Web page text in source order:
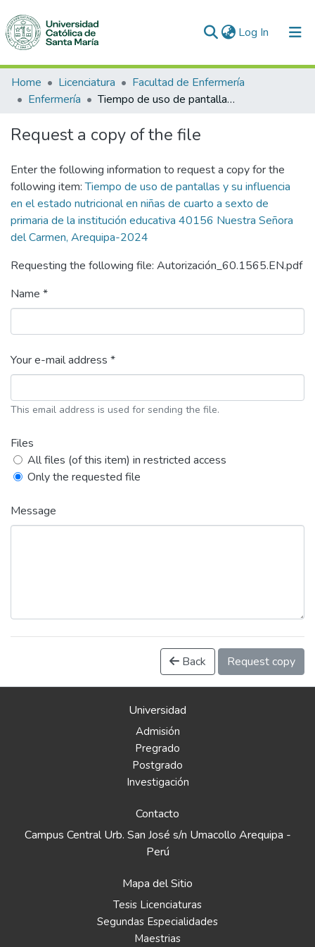
Log In (current)
Communities & Collections
All of DSpace
Statistics
Home Licenciatura
Facultad de Enfermería
Enfermería
Tiempo de uso de pantallas y su influencia en el estado nutricional en niñas de cuarto a sexto de primaria de la institución educativa 40156 Nuestra Señora del Carmen, Arequipa-2024
Request a copy of the file
Enter the following information to request a copy for the
following item:Tiempo de uso de pantallas y su influencia
en el estado nutricional en niñas de cuarto a sexto de
primaria de la institución educativa 40156 Nuestra Señora
del Carmen, Arequipa-2024
Requesting the following file: Autorización_60.1565.EN.pdf
Name *
Your e-mail address *
This email address is used for sending the file.
Files
All files (of this item) in restricted access
Only the requested file
Message
Back Request copy
Universidad
Admisión
Pregrado
Postgrado
Investigación
Contacto
Campus Central Urb. San José s/n Umacollo Arequipa -
Perú
Mapa del Sitio
Tesis Licenciaturas
Segundas Especialidades
Maestrias